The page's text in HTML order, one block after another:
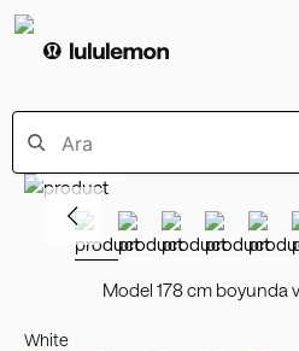
Model 178 cm boyunda
White